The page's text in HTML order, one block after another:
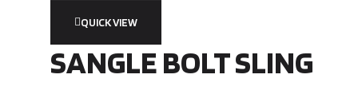
QUICK VIEW
SANGLE BOLT SLING